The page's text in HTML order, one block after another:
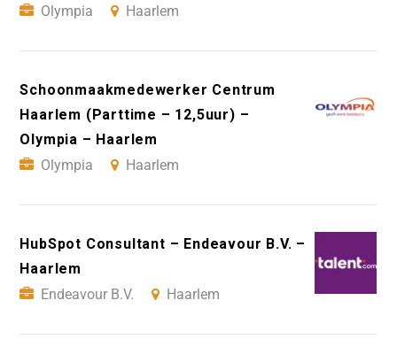
Olympia
Haarlem
Schoonmaakmedewerker Centrum
Haarlem (Parttime – 12,5uur) –
Olympia – Haarlem
Olympia
Haarlem
HubSpot Consultant – Endeavour B.V. –
Haarlem
Endeavour B.V.
Haarlem